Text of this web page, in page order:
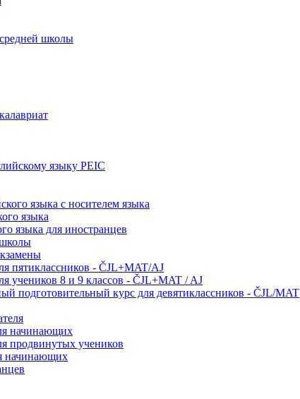
школы
языку PEIC
языка с носителем языка
языка
языка для иностранцев
пятиклассников - ČJL+MAT/AJ
учеников 8 и 9 классов - ČJL+MAT / AJ
подготовительный курс для девятиклассников - ČJL/MAT
начинающих
продвинутых учеников
начинающих